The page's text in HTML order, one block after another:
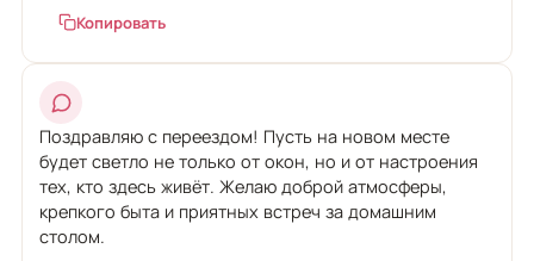
Копировать
Поздравляю с переездом! Пусть на новом месте
будет светло не только от окон, но и от настроения
тех, кто здесь живёт. Желаю доброй атмосферы,
крепкого быта и приятных встреч за домашним
столом.